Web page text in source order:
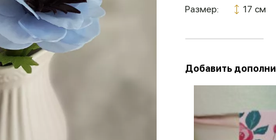
Размер: 17 см
Добавить